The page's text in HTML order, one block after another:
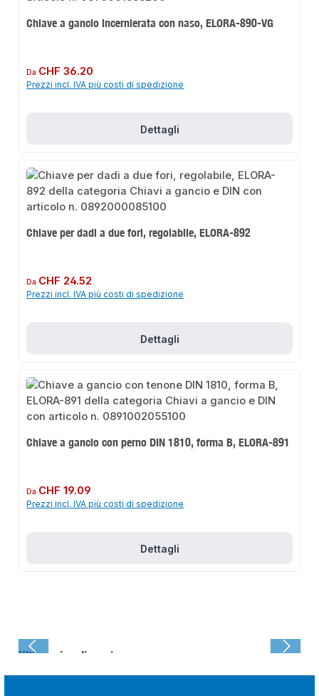
Chiave a gancio incernierata con naso, ELORA-890-VG
Prezzo normale:
Da CHF 36.20
Prezzi incl. IVA più costi di spedizione
Dettagli
Chiave per dadi a due fori, regolabile, ELORA-892
Prezzo normale:
Da CHF 24.52
Prezzi incl. IVA più costi di spedizione
Dettagli
Chiave a gancio con perno DIN 1810, forma B, ELORA-891
Prezzo normale:
Da CHF 19.09
Prezzi incl. IVA più costi di spedizione
Dettagli
Ultima visualizzazione: